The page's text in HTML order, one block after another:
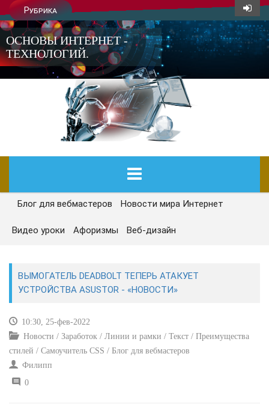
Рубрика
ОСНОВЫ ИНТЕРНЕТ -
ТЕХНОЛОГИЙ.
ГЛАВНАЯ
СЕГОДНЯ
РЕМОНТ И СОВЕТЫ
ИНТЕРНЕТ И СВЯЗЬ
УЧЕБНИК CSS
Блог для вебмастеров Новости мира Интернет
Видео уроки Афоризмы Веб-дизайн
ВЫМОГАТЕЛЬ DEADBOLT ТЕПЕРЬ АТАКУЕТ
УСТРОЙСТВА ASUSTOR - «НОВОСТИ»
10:30, 25-фев-2022
Новости / Заработок / Линии и рамки / Текст / Преимущества
стилей / Самоучитель CSS / Блог для вебмастеров
Филипп
0